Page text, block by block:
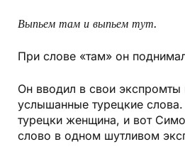
Выпьем там и выпьем тут.
При слове «там» он
Он вводил в свои экспромты
услышанные турецкие
турецки женщина, и вот
слово в одном шутливом